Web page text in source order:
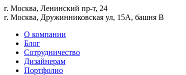
г. Москва, Ленинский пр-т, 24
г. Москва, Дружинниковская ул, 15А, башня В
О компании
Блог
Сотрудничество
Дизайнерам
Портфолио